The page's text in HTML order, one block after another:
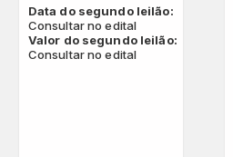
Data do segundo leilão:
Consultar no edital
Valor do segundo leilão:
Consultar no edital